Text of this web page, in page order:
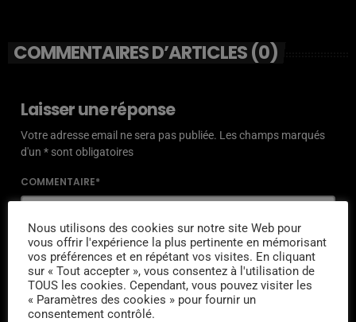
COMMENTAIRES D’ARTICLES (0)
Laisser une réponse
Votre adresse email ne sera pas publiée. Les champs marqués
d'un * sont obligatoires
COMMENTAIRE*
NOM*
Nous utilisons des cookies sur notre site Web pour
vous offrir l'expérience la plus pertinente en mémorisant
vos préférences et en répétant vos visites. En cliquant
sur « Tout accepter », vous consentez à l'utilisation de
TOUS les cookies. Cependant, vous pouvez visiter les
« Paramètres des cookies » pour fournir un
consentement contrôlé.